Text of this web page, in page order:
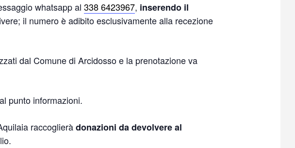
whatsapp al 338 6423967, inserendo il
il numero è adibito esclusivamente alla recezione
dal Comune di Arcidosso e la prenotazione va
punto informazioni.
raccoglieràdonazioni da devolvere al